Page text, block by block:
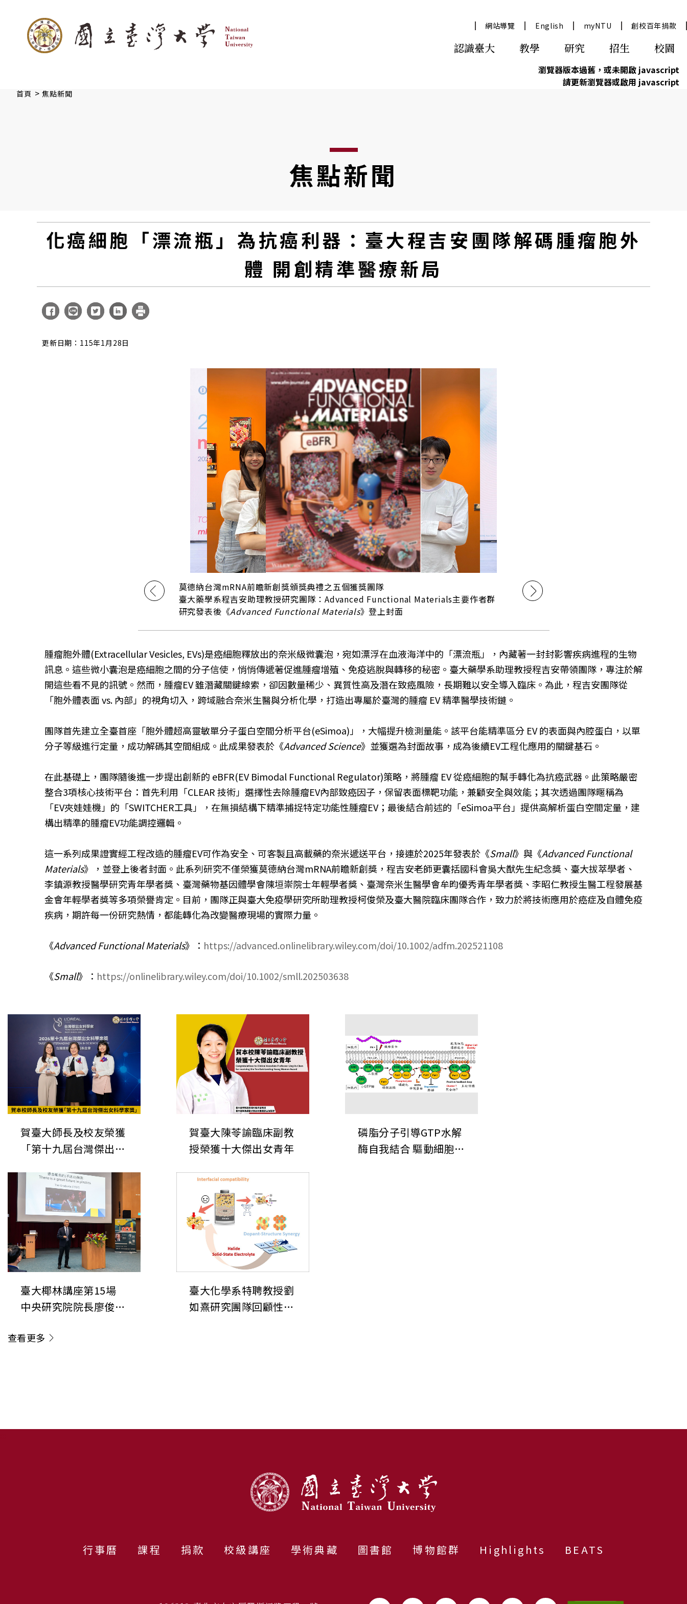
跳到主要內容
認識臺大
行政組織
校園環景
校務評鑑專區
教學
其他教學單位
研究
跨領域研究
亮點實驗室
招生 校園
網站導覽 English myNTU 創校百年捐款
瀏覽器版本過舊，或未開啟 javascript
請更新瀏覽器或啟用 javascript
首頁 > 焦點新聞
焦點新聞
化癌細胞「漂流瓶」為抗癌利器：臺大程吉安團隊解碼腫瘤胞外
體 開創精準醫療新局
更新日期：115年1月28日
莫德納台灣mRNA前瞻新創獎頒獎典禮之五個獲獎團隊
臺大藥學系程吉安助理教授研究團隊：Advanced Functional Materials主要作者群
研究發表後《Advanced Functional Materials》登上封面
腫瘤胞外體(Extracellular Vesicles, EVs)是癌細胞釋放出的奈米級微囊泡，宛如漂浮在血液海洋中的「漂流瓶」，內藏著一封封影響疾病進程的生物
訊息。這些微小囊泡是癌細胞之間的分子信使，悄悄傳遞著促進腫瘤增殖、免疫逃脫與轉移的秘密。臺大藥學系助理教授程吉安帶領團隊，專注於解
開這些看不見的訊號。然而，腫瘤EV 雖潛藏關鍵線索，卻因數量稀少、異質性高及潛在致癌風險，長期難以安全導入臨床。為此，程吉安團隊從
「胞外體表面 vs. 內部」的視角切入，跨域融合奈米生醫與分析化學，打造出專屬於臺灣的腫瘤 EV 精準醫學技術鏈。
團隊首先建立全臺首座「胞外體超高靈敏單分子蛋白空間分析平台(eSimoa)」，大幅提升檢測量能。該平台能精準區分 EV 的表面與內腔蛋白，以單
分子等級進行定量，成功解碼其空間組成。此成果發表於《Advanced Science》並獲選為封面故事，成為後續EV工程化應用的關鍵基石。
在此基礎上，團隊隨後進一步提出創新的 eBFR(EV Bimodal Functional Regulator)策略，將腫瘤 EV 從癌細胞的幫手轉化為抗癌武器。此策略嚴密
整合3項核心技術平台：首先利用「CLEAR 技術」選擇性去除腫瘤EV內部致癌因子，保留表面標靶功能，兼顧安全與效能；其次透過團隊暱稱為
「EV夾娃娃機」的「SWITCHER工具」，在無損結構下精準捕捉特定功能性腫瘤EV；最後結合前述的「eSimoa平台」提供高解析蛋白空間定量，建
構出精準的腫瘤EV功能調控邏輯。
這一系列成果證實經工程改造的腫瘤EV可作為安全、可客製且高載藥的奈米遞送平台，接連於2025年發表於《Small》與《Advanced Functional
Materials》，並登上後者封面。此系列研究不僅榮獲莫德納台灣mRNA前瞻新創獎，程吉安老師更囊括國科會吳大猷先生紀念獎、臺大拔萃學者、
李鎮源教授醫學研究青年學者獎、臺灣藥物基因體學會陳垣崇院士年輕學者獎、臺灣奈米生醫學會牟昀優秀青年學者獎、李昭仁教授生醫工程發展基
金會年輕學者獎等多項榮譽肯定。目前，團隊正與臺大免疫學研究所助理教授柯俊榮及臺大醫院臨床團隊合作，致力於將技術應用於癌症及自體免疫
疾病，期許每一份研究熱情，都能轉化為改變醫療現場的實際力量。
《Advanced Functional Materials》： https://advanced.onlinelibrary.wiley.com/doi/10.1002/adfm.202521108
《Small》： https://onlinelibrary.wiley.com/doi/10.1002/smll.202503638
賀臺大師長及校友榮獲
「第十九屆台灣傑出女
賀臺大陳苓諭臨床副教
授榮獲十大傑出女青年
磷脂分子引導GTP水解
酶自我結合 驅動細胞遷
臺大椰林講座第15場
中央研究院院長廖俊智
臺大化學系特聘教授劉
如熹研究團隊回顧性論
查看更多
行事曆 課程 捐款 校級講座 學術典藏 圖書館 博物館群 Highlights BEATS